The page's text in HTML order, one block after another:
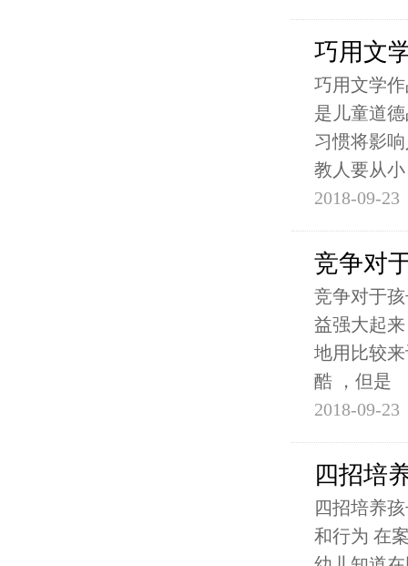
巧用文
巧用文学
是儿童道
习惯将影
教人要从小
2018-09-23
竞争对
竞争对于
益强大起
地用比较
酷 ，但是
2018-09-23
四招培
四招培养
和行为 在